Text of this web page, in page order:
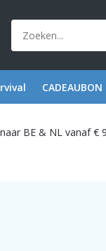
CADEAUBON
BE & NL vanaf €